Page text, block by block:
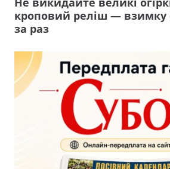
кроповий реліш — взимку
за раз